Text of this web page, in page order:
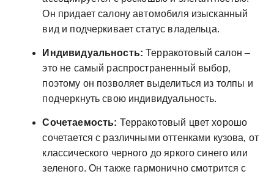
Он придает салону автомобиля изысканный
вид и подчеркивает статус владельца.
Индивидуальность: Терракотовый салон –
это не самый распространенный выбор‚
поэтому он позволяет выделиться из толпы и
подчеркнуть свою индивидуальность.
Сочетаемость: Терракотовый цвет хорошо
сочетается с различными оттенками кузова‚ от
классического черного до яркого синего или
зеленого. Он также гармонично смотрится с